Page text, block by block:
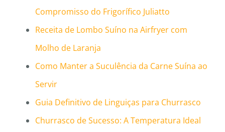
Compromisso do Frigorífico Juliatto
Receita de Lombo Suíno na Airfryer com
Molho de Laranja
Como Manter a Suculência da Carne Suína ao
Servir
Guia Definitivo de Linguiças para Churrasco
Churrasco de Sucesso: A Temperatura Ideal